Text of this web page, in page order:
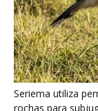
Poraquê
amplificar campo
maiores na